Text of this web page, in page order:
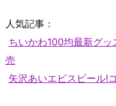
人気記事：
ちいかわ100均最新グ
売
矢沢あいエビスビール!